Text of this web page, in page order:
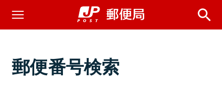
郵便番号検索